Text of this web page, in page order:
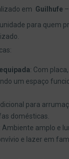
em Guilhufe –
para quem
: Com
um espaço
para
domésticas.
: Ambiente amplo e
e lazer em